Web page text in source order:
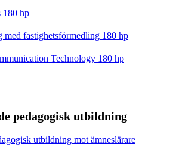
180 hp
med fastighetsförmedling 180 hp
Technology 180 hp
pedagogisk utbildning
utbildning mot ämneslärare